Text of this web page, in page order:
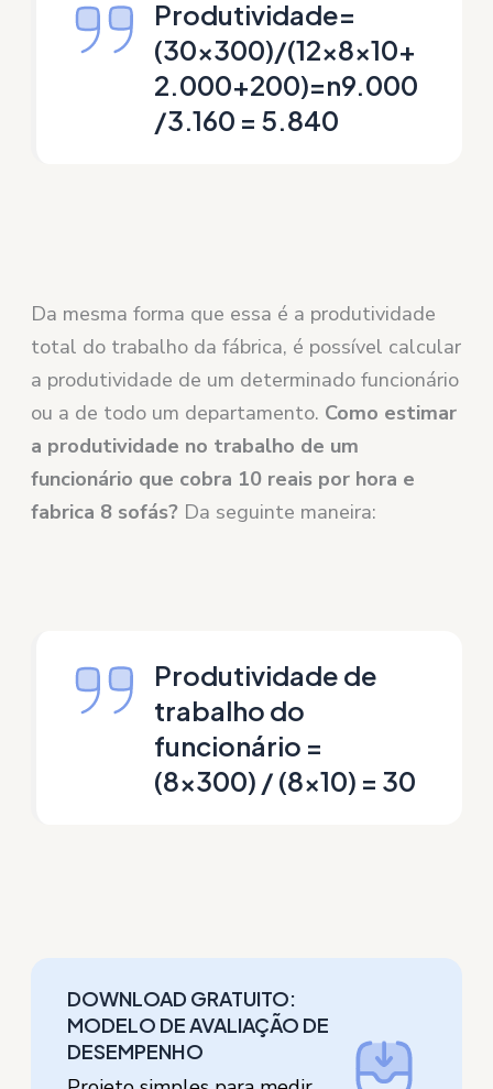
Produtividade=
(30×300)/(12x8x10+
2.000+200)=n9.000
/3.160 = 5.840
Da mesma forma que essa é a produtividade
total do trabalho da fábrica, é possível calcular
a produtividade de um determinado funcionário
ou a de todo um departamento. Como estimar
a produtividade no trabalho de um
funcionário que cobra 10 reais por hora e
fabrica 8 sofás? Da seguinte maneira:
Produtividade de
trabalho do
funcionário =
(8×300) / (8×10) = 30
DOWNLOAD GRATUITO:
MODELO DE AVALIAÇÃO DE
DESEMPENHO